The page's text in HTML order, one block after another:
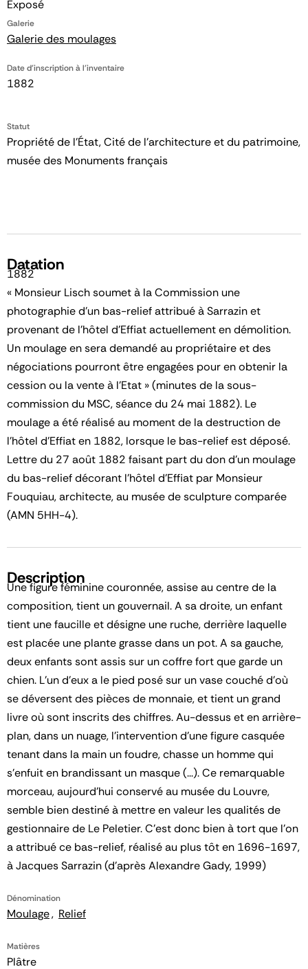
Exposé
Galerie
Galerie des moulages
Date d'inscription à l'inventaire
1882
Statut
Propriété de l’État, Cité de l’architecture et du patrimoine,
musée des Monuments français
Datation
1882
« Monsieur Lisch soumet à la Commission une
photographie d’un bas-relief attribué à Sarrazin et
provenant de l’hôtel d’Effiat actuellement en démolition.
Un moulage en sera demandé au propriétaire et des
négociations pourront être engagées pour en obtenir la
cession ou la vente à l’Etat » (minutes de la sous-
commission du MSC, séance du 24 mai 1882). Le
moulage a été réalisé au moment de la destruction de
l’hôtel d’Effiat en 1882, lorsque le bas-relief est déposé.
Lettre du 27 août 1882 faisant part du don d’un moulage
du bas-relief décorant l’hôtel d’Effiat par Monsieur
Fouquiau, architecte, au musée de sculpture comparée
(AMN 5HH-4).
Description
Une figure féminine couronnée, assise au centre de la
composition, tient un gouvernail. A sa droite, un enfant
tient une faucille et désigne une ruche, derrière laquelle
est placée une plante grasse dans un pot. A sa gauche,
deux enfants sont assis sur un coffre fort que garde un
chien. L'un d'eux a le pied posé sur un vase couché d'où
se déversent des pièces de monnaie, et tient un grand
livre où sont inscrits des chiffres. Au-dessus et en arrière-
plan, dans un nuage, l'intervention d'une figure casquée
tenant dans la main un foudre, chasse un homme qui
s'enfuit en brandissant un masque (...). Ce remarquable
morceau, aujourd'hui conservé au musée du Louvre,
semble bien destiné à mettre en valeur les qualités de
gestionnaire de Le Peletier. C'est donc bien à tort que l'on
a attribué ce bas-relief, réalisé au plus tôt en 1696-1697,
à Jacques Sarrazin (d'après Alexandre Gady, 1999)
Dénomination
Moulage Relief
Matières
Plâtre